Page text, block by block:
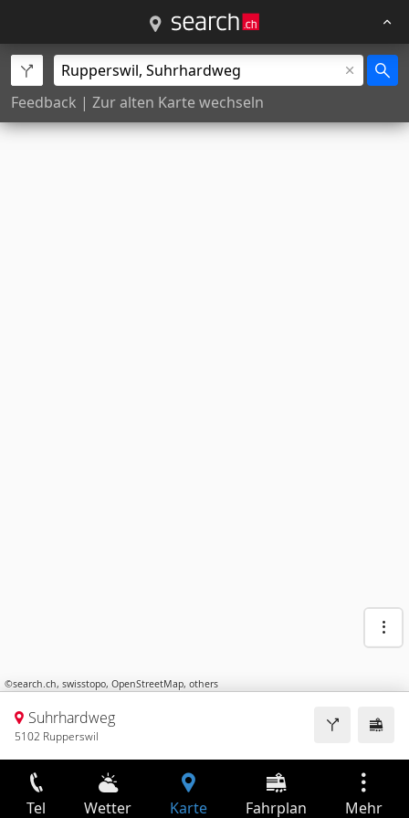
Feedback | Zur alten Karte wechseln
©search.ch, swisstopo, OpenStreetMap, others
Suhrhardweg
5102 Rupperswil
Tel Wetter Karte Fahrplan Mehr